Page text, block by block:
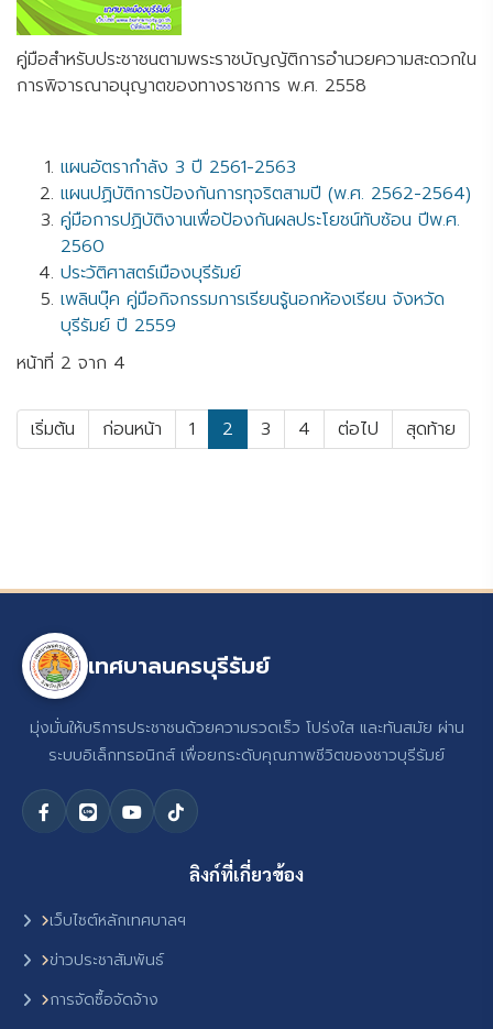
คู่มือสำหรับประชาชนตามพระราชบัญญัติการอำนวยความสะดวกใน
การพิจารณาอนุญาตของทางราชการ พ.ศ. 2558
แผนอัตรากำลัง 3 ปี 2561-2563
แผนปฏิบัติการป้องกันการทุจริตสามปี (พ.ศ. 2562-2564)
คู่มือการปฏิบัติงานเพื่อป้องกันผลประโยชน์ทับซ้อน ปีพ.ศ.
2560
ประวัติศาสตร์เมืองบุรีรัมย์
เพลินบุ๊ค คู่มือกิจกรรมการเรียนรู้นอกห้องเรียน จังหวัด
บุรีรัมย์ ปี 2559
หน้าที่ 2 จาก 4
เริ่มต้น ก่อนหน้า 1 2 3 4 ต่อไป สุดท้าย
เทศบาลนครบุรีรัมย์
มุ่งมั่นให้บริการประชาชนด้วยความรวดเร็ว โปร่งใส และทันสมัย ผ่าน
ระบบอิเล็กทรอนิกส์ เพื่อยกระดับคุณภาพชีวิตของชาวบุรีรัมย์
ลิงก์ที่เกี่ยวข้อง
เว็บไซต์หลักเทศบาลฯ
ข่าวประชาสัมพันธ์
การจัดซื้อจัดจ้าง